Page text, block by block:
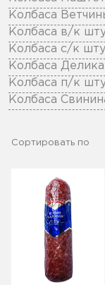
Колбаса
Колбаса в/к
Колбаса с/к
Колбаса
Колбаса п/к
Колбаса
Сортировать по